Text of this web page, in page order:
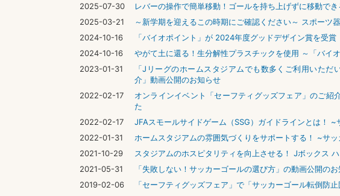
2025-07-30
レバーの操作で簡単移動！ゴールを持ち上げずに移動で
2025-03-21
～新学期を迎えるこの時期にご確認ください～ スポーツ
2024-10-16
「バイオポイント」が 2024年度グッドデザイン賞を受賞
2024-10-16
やがて土に還る！生分解性プラスチックを使用 ～「バイ
2023-01-31
「Jリーグのホームスタジアムでも数多くご利用いた
介」動画公開のお知らせ
2022-02-17
オンラインイベント「セーフティグッズフェア」のご
た
2022-02-17
JFAスモールサイドゲーム（SSG）ガイドラインとは！
2022-01-31
ホームスタジアムの雰囲気づくりをサポートする！ ~サ
2021-10-29
スタジアムのホスピタリティを向上させる！ Jボックス
2021-05-31
「失敗しない！サッカーゴールの選び方」の動画公開の
2019-02-06
「セーフティグッズフェア」で「サッカーゴール転倒防